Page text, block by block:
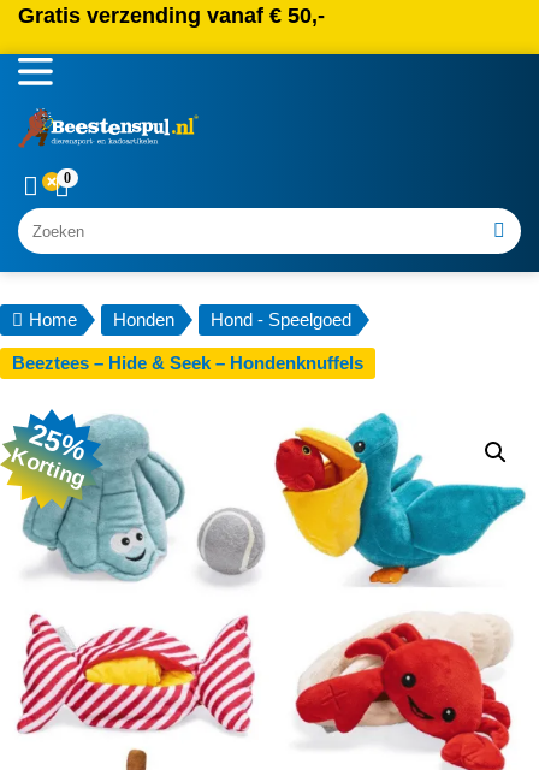
Gratis verzending vanaf € 50,-
0
Zoeken
Home Honden Hond - Speelgoed
Beeztees – Hide & Seek – Hondenknuffels
25%
Korting